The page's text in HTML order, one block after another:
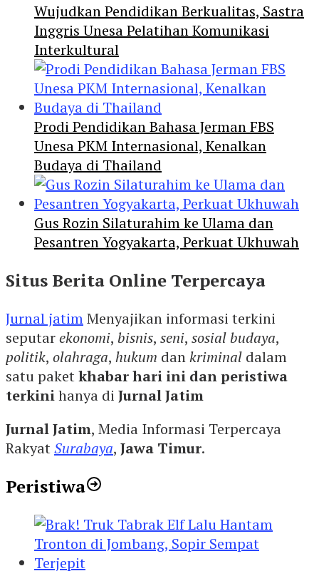
Wujudkan Pendidikan Berkualitas, Sastra
Inggris Unesa Pelatihan Komunikasi
Interkultural
Prodi Pendidikan Bahasa Jerman FBS
Unesa PKM Internasional, Kenalkan
Budaya di Thailand
Gus Rozin Silaturahim ke Ulama dan
Pesantren Yogyakarta, Perkuat Ukhuwah
Situs Berita Online Terpercaya
Jurnal jatimMenyajikan informasi terkini
seputarekonomi, bisnis, seni, sosial budaya,
politik, olahraga, hukum dankriminal dalam
satu paketkhabar hari ini dan peristiwa
terkinihanya di Jurnal Jatim
Jurnal Jatim, Media Informasi Terpercaya
RakyatSurabaya, Jawa Timur.
Peristiwa